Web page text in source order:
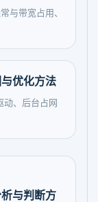
与带宽占用、
优化方法
动、后台占网
与判断方